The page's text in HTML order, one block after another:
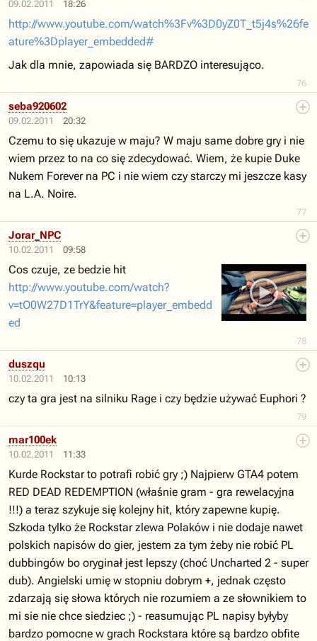
09.02.2011 18:26
76
http://www.youtube.com/watch%3Fv%3D0yZ0T_t5j4s%26fe
ature%3Dplayer_embedded#
Jak dla mnie, zapowiada się BARDZO interesująco.
09.02.2011 20:32
77
seba920602
Czemu to się ukazuje w maju? W maju same dobre gry i nie
wiem przez to na co się zdecydować. Wiem, że kupie Duke
Nukem Forever na PC i nie wiem czy starczy mi jeszcze kasy
na L.A. Noire.
10.02.2011 09:58
78
Jorar_NPC
Cos czuje, ze bedzie hit
http://www.youtube.com/watch?
v=tO0W27D1TrY&feature=player_embedd
ed
10.02.2011 10:13
79
duszqu
czy ta gra jest na silniku Rage i czy będzie używać Euphori ?
10.02.2011 11:33
mar100ek
Kurde Rockstar to potrafi robić gry ;) Najpierw GTA4 potem
RED DEAD REDEMPTION (właśnie gram - gra rewelacyjna
!!!) a teraz szykuje się kolejny hit, który zapewne kupię.
Szkoda tylko że Rockstar zlewa Polaków i nie dodaje nawet
polskich napisów do gier, jestem za tym żeby nie robić PL
dubbingów bo oryginał jest lepszy (choć Uncharted 2 - super
dub). Angielski umię w stopniu dobrym +, jednak często
zdarzają się słowa których nie rozumiem a ze słownikiem to
mi sie nie chce siedziec ;) - reasumując PL napisy byłyby
bardzo pomocne w grach Rockstara które są bardzo obfite